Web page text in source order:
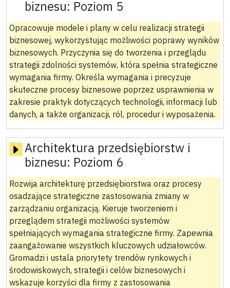
biznesu: Poziom 5
Opracowuje modele i plany w celu realizacji strategii
biznesowej, wykorzystując możliwości poprawy wyników
biznesowych. Przyczynia się do tworzenia i przeglądu
strategii zdolności systemów, która spełnia strategiczne
wymagania firmy. Określa wymagania i precyzuje
skuteczne procesy biznesowe poprzez usprawnienia w
zakresie praktyk dotyczących technologii, informacji lub
danych, a także organizacji, ról, procedur i wyposażenia.
Architektura przedsiębiorstw i
biznesu: Poziom 6
Rozwija architekturę przedsiębiorstwa oraz procesy
osadzające strategiczne zastosowania zmiany w
zarządzaniu organizacją. Kieruje tworzeniem i
przeglądem strategii możliwości systemów
spełniających wymagania strategiczne firmy. Zapewnia
zaangażowanie wszystkich kluczowych udziałowców.
Gromadzi i ustala priorytety trendów rynkowych i
środowiskowych, strategii i celów biznesowych i
wskazuje korzyści dla firmy z zastosowania